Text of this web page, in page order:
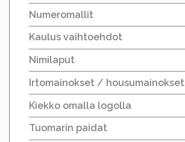
Numeromallit
Kaulus vaihtoehdot
Nimilaput
Irtomainokset / housumainokset
Kiekko omalla logolla
Tuomarin paidat